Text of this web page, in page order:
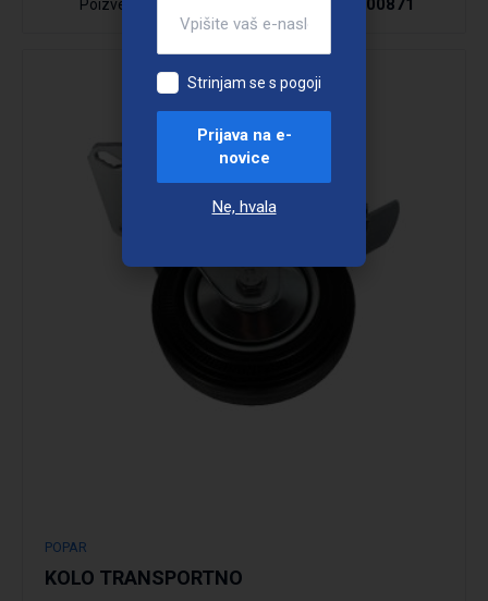
Poizvedba NAD00871
POPAR
KOLO TRANSPORTNO
Strinjam se s pogoji
Prijava na e-
novice
Ne, hvala